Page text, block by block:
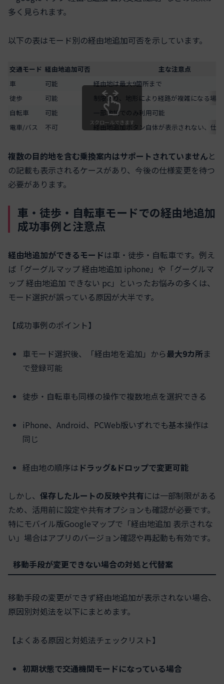
多く見られます。
以下の表はモード別の経由地追加可否を示しています。
交通モード 経由地追加可否
主な注意点
車
可能
経由地は最大9箇所まで
徒歩
可能
制限あり、地形により経路が複雑になる場
自転車
可能
一部地域でのみ利用可能
電車/バス
不可 経由地追加ボタン自体が表示されない、仕
スクロールできます
複数の目的地を含む乗換案内はサポートされていませんと
の記載も表示されるケースがあり、今後の仕様変更を待つ
必要があります。
車・徒歩・自転車モードでの経由地追加
成功事例と注意点
経由地追加ができるモードは車・徒歩・自転車です。例え
ば「グーグルマップ 経由地追加 iphone」や「グーグルマ
ップ 経由地追加 できない pc」といったお悩みの多くは、
モード選択が誤っている原因が大半です。
【成功事例のポイント】
車モード選択後、「経由地を追加」から最大9カ所ま
で登録可能
徒歩・自転車も同様の操作で複数地点を選択できる
iPhone、Android、PCWeb版いずれでも基本操作は
同じ
経由地の順序は ドラッグ&ドロップで変更可能
しかし、 保存したルートの反映や共有には一部制限がある
ため、活用前に設定や共有オプションも確認が必要です。
特にモバイル版Googleマップで「経由地追加 表示されな
い」場合はアプリのバージョン確認や再起動も有効です。
移動手段が変更できない場合の対処と代替案
移動手段の変更ができず経由地追加が表示されない場合、
原因別対処法を以下にまとめます。
【よくある原因と対処法チェックリスト】
初期状態で交通機関モードになっている場合